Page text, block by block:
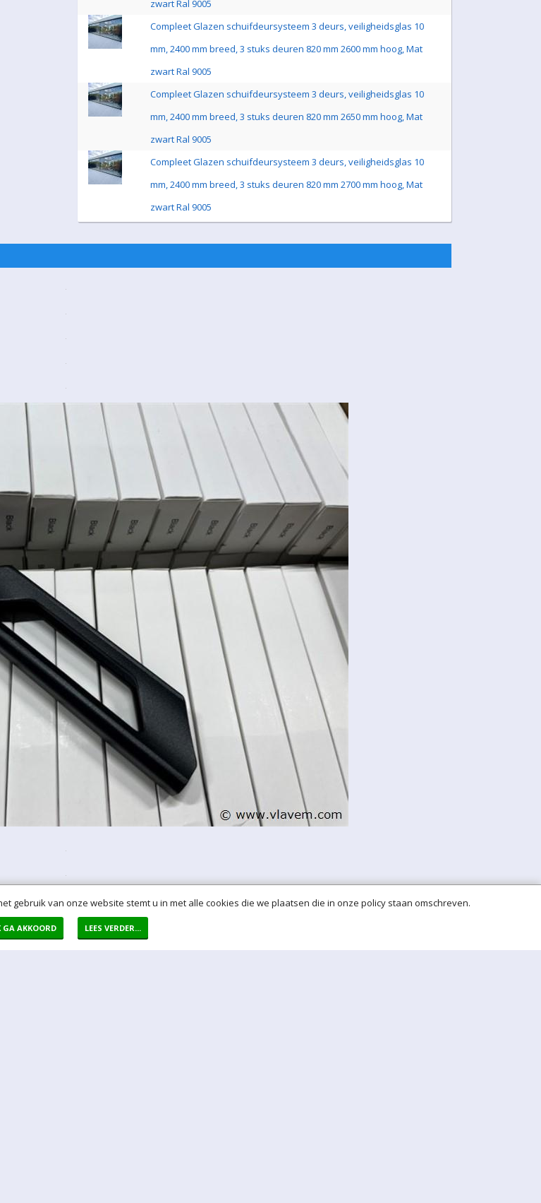
zwart Ral 9005
Compleet Glazen schuifdeursysteem 3 deurs, veiligheidsglas 10
mm, 2400 mm breed, 3 stuks deuren 820 mm 2600 mm hoog, Mat
zwart Ral 9005
Compleet Glazen schuifdeursysteem 3 deurs, veiligheidsglas 10
mm, 2400 mm breed, 3 stuks deuren 820 mm 2650 mm hoog, Mat
zwart Ral 9005
Compleet Glazen schuifdeursysteem 3 deurs, veiligheidsglas 10
mm, 2400 mm breed, 3 stuks deuren 820 mm 2700 mm hoog, Mat
zwart Ral 9005
gebruik van onze website stemt u in met alle cookies die we plaatsen die in onze policy staan omschreven.
GA AKKOORD LEES VERDER...